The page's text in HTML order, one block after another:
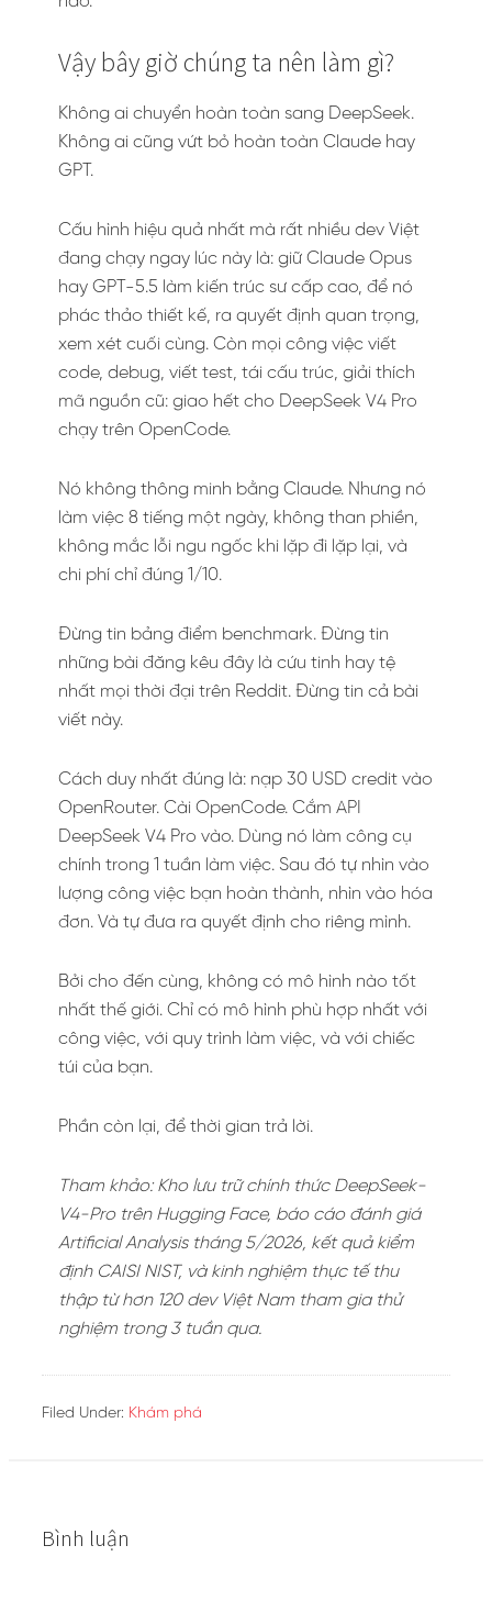
Vậy bây giờ chúng ta nên làm gì?
Không ai chuyển hoàn toàn sang DeepSeek.
Không ai cũng vứt bỏ hoàn toàn Claude hay
GPT.
Cấu hình hiệu quả nhất mà rất nhiều dev Việt
đang chạy ngay lúc này là: giữ Claude Opus
hay GPT-5.5 làm kiến trúc sư cấp cao, để nó
phác thảo thiết kế, ra quyết định quan trọng,
xem xét cuối cùng. Còn mọi công việc viết
code, debug, viết test, tái cấu trúc, giải thích
mã nguồn cũ: giao hết cho DeepSeek V4 Pro
chạy trên OpenCode.
Nó không thông minh bằng Claude. Nhưng nó
làm việc 8 tiếng một ngày, không than phiền,
không mắc lỗi ngu ngốc khi lặp đi lặp lại, và
chi phí chỉ đúng 1/10.
Đừng tin bảng điểm benchmark. Đừng tin
những bài đăng kêu đây là cứu tinh hay tệ
nhất mọi thời đại trên Reddit. Đừng tin cả bài
viết này.
Cách duy nhất đúng là: nạp 30 USD credit vào
OpenRouter. Cài OpenCode. Cắm API
DeepSeek V4 Pro vào. Dùng nó làm công cụ
chính trong 1 tuần làm việc. Sau đó tự nhìn vào
lượng công việc bạn hoàn thành, nhìn vào hóa
đơn. Và tự đưa ra quyết định cho riêng mình.
Bởi cho đến cùng, không có mô hình nào tốt
nhất thế giới. Chỉ có mô hình phù hợp nhất với
công việc, với quy trình làm việc, và với chiếc
túi của bạn.
Phần còn lại, để thời gian trả lời.
Tham khảo: Kho lưu trữ chính thức DeepSeek-
V4-Pro trên Hugging Face, báo cáo đánh giá
Artificial Analysis tháng 5/2026, kết quả kiểm
định CAISI NIST, và kinh nghiệm thực tế thu
thập từ hơn 120 dev Việt Nam tham gia thử
nghiệm trong 3 tuần qua.
Filed Under: Khám phá
Bình luận